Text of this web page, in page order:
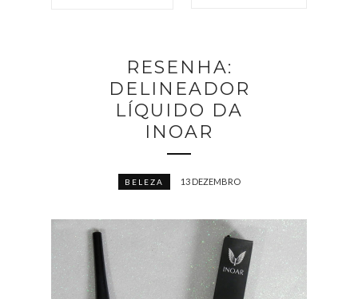
RESENHA:
DELINEADOR
LÍQUIDO DA
INOAR
BELEZA 13 DEZEMBRO